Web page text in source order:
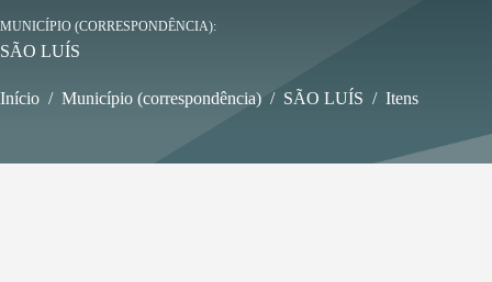
MUNICÍPIO (CORRESPONDÊNCIA)
SÃO LUÍS
Início / Município (correspondência) / SÃO LUÍS / Itens